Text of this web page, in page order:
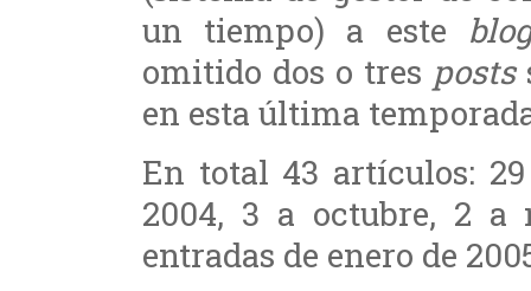
un tiempo) a este
omitido dos o tres posts
en esta última
En total 43 artículos:
2004, 3 a octubre, 2
entradas de enero de